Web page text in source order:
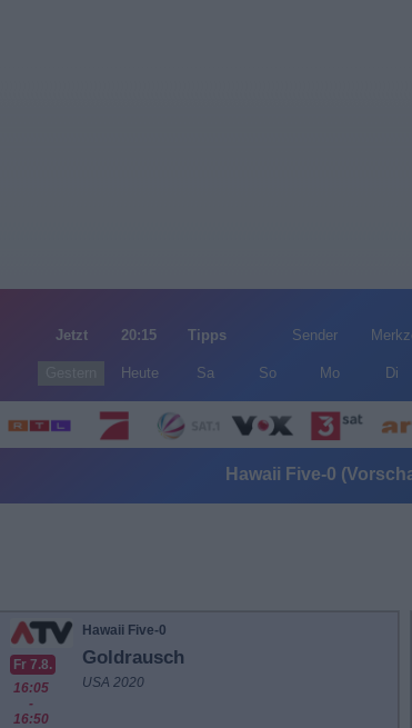
Jetzt 20:15 Tipps Sender
Heute Sa So Mo Di
Hawaii Five-0
Fr 7.8.
16:05
-
16:50
Hawaii Five-0
Goldrausch
USA 2020